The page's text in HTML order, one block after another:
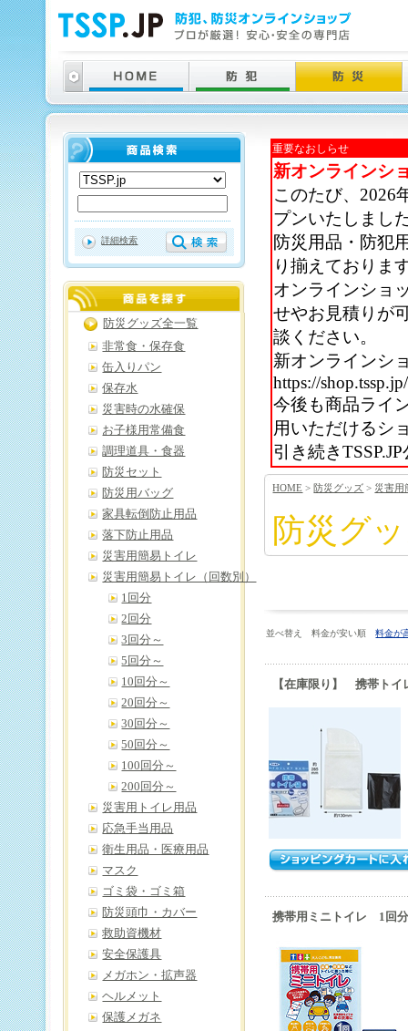
重要なおしらせ
新オンラインシ
このたび、2026
プンいたしまし
防災用品・防犯
り揃えておりま
オンラインショ
せやお見積りが
談ください。
新オンラインシ
https://shop.tssp.jp/
今後も商品ライ
用いただけるシ
引き続き
HOME >防災グッズ > 災害用
防災グ
並べ替え 料金が安い順料金が
【在庫限り】 携帯ト
携帯用ミニトイレ 1回
詳細検索
防災グッズ全一覧
非常食・保存食
缶入りパン
保存水
災害時の水確保
お子様用常備食
調理道具・食器
防災セット
防災用バッグ
家具転倒防止用品
落下防止用品
災害用簡易トイレ
災害用簡易トイレ（回数別）
1回分
2回分
3回分～
5回分～
10回分～
20回分～
30回分～
50回分～
100回分～
200回分～
災害用トイレ用品
応急手当用品
衛生用品・医療用品
マスク
ゴミ袋・ゴミ箱
防災頭巾・カバー
救助資機材
安全保護具
メガホン・拡声器
ヘルメット
保護メガネ